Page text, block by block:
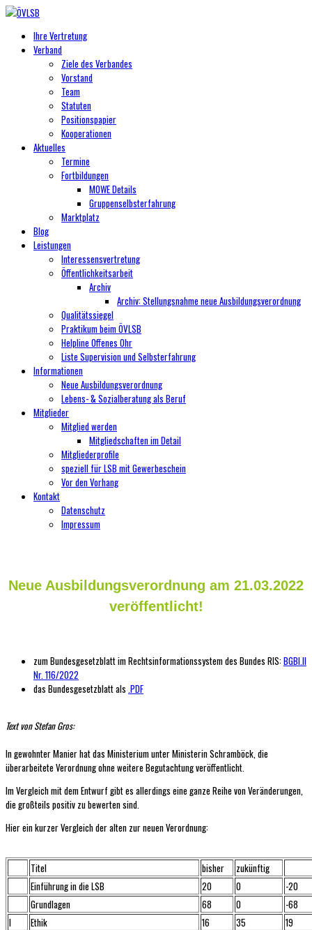
Ihre Vertretung
Verband
Ziele des Verbandes
Vorstand
Team
Statuten
Positionspapier
Kooperationen
Aktuelles
Termine
Fortbildungen
MOWE Details
Gruppenselbsterfahrung
Marktplatz
Blog
Leistungen
Interessensvertretung
Öffentlichkeitsarbeit
Archiv
Archiv: Stellungsnahme neue Ausbildungsverordnung
Qualitätssiegel
Praktikum beim ÖVLSB
Helpline Offenes Ohr
Liste Supervision und Selbsterfahrung
Informationen
Neue Ausbildungsverordnung
Lebens- & Sozialberatung als Beruf
Mitglieder
Mitglied werden
Mitgliedschaften im Detail
Mitgliederprofile
speziell für LSB mit Gewerbeschein
Vor den Vorhang
Kontakt
Datenschutz
Impressum
Neue Ausbildungsverordnung am 21.03.2022
veröffentlicht!
zum Bundesgesetzblatt im Rechtsinformationssystem des Bundes RIS:BGBI.II
Nr. 116/2022
das Bundesgesetzblatt als .PDF
Text von Stefan Gros:
In gewohnter Manier hat das Ministerium unter Ministerin Schramböck, die
überarbeitete Verordnung ohne weitere Begutachtung veröffentlicht.
Im Vergleich mit dem Entwurf gibt es allerdings eine ganze Reihe von Veränderungen,
die großteils positiv zu bewerten sind.
Hier ein kurzer Vergleich der alten zur neuen Verordnung:
Titel bisher
zukünftig
Einführung in die LSB
20 0
-20
Grundlagen
68 0
-68
I
Ethik 16 35
19